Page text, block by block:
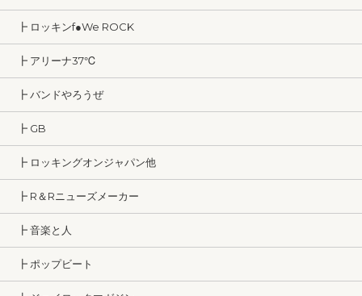
┣ ロッキンf●We ROCK
┣ アリーナ37℃
┣ バンドやろうぜ
┣ GB
┣ ロッキングオンジャパン他
┣ R＆Rニューズメーカー
┣ 音楽と人
┣ ポップビート